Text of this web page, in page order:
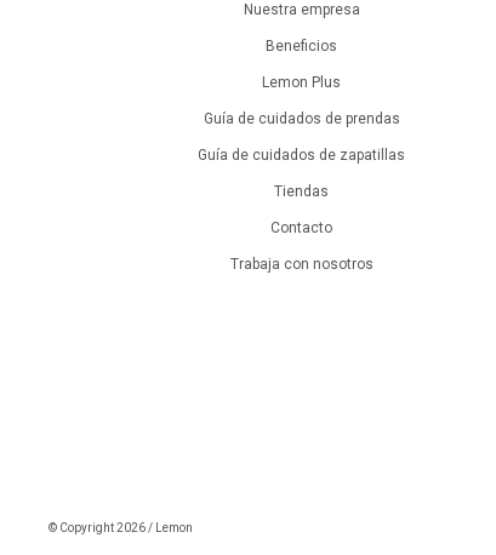
Nuestra empresa
Beneficios
Lemon Plus
Guía de cuidados de prendas
Guía de cuidados de zapatillas
Tiendas
Contacto
Trabaja con nosotros
© Copyright 2026 / Lemon